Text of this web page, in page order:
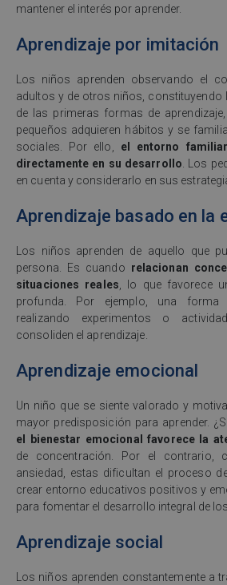
mantener el interés por aprender.
Aprendizaje por imitación
Los niños aprenden observando el
adultos y de otros niños,
de las primeras formas de
pequeños adquieren hábitos y se
sociales. Por ello, el entorno
directamente en su desarrollo. Los
en cuenta y considerarlo en sus
Aprendizaje basado en la
Los niños aprenden de aquello que
persona. Es cuando relacionan
situaciones reales, lo que favorece
profunda. Por ejemplo, una forma
realizando experimentos o
consoliden el aprendizaje.
Aprendizaje emocional
Un niño que se siente valorado y
mayor predisposición para aprender.
el bienestar emocional favorece la
de concentración. Por el contrario,
ansiedad, estas dificultan el proceso
crear entorno educativos positivos y
para fomentar el desarrollo integral de
Aprendizaje social
Los niños aprenden constantemente a